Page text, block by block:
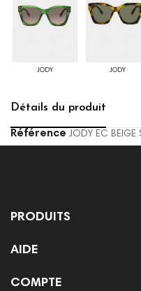
JODY JODY
Détails du produit
Référence JODY EC BEIGE
PRODUITS
AIDE
COMPTE